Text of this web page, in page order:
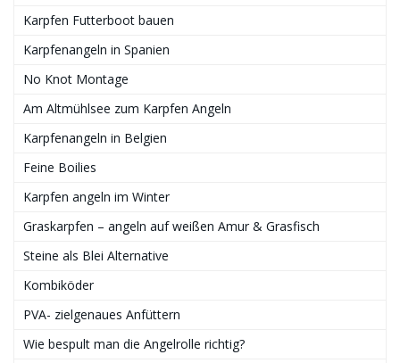
Karpfen Futterboot bauen
Karpfenangeln in Spanien
No Knot Montage
Am Altmühlsee zum Karpfen Angeln
Karpfenangeln in Belgien
Feine Boilies
Karpfen angeln im Winter
Graskarpfen – angeln auf weißen Amur & Grasfisch
Steine als Blei Alternative
Kombiköder
PVA- zielgenaues Anfüttern
Wie bespult man die Angelrolle richtig?